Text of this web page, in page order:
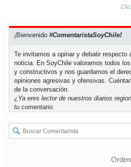
¡Bienvenido#ComentaristaSoyChile!
Te invitamos a opinar y debatir respecto
noticia. En SoyChile valoramos todos
y constructivos y nos guardamos el
opiniones agresivas y ofensivas.
de la conversación.
¿Ya eres lector de nuestros diarios
tu comentario.